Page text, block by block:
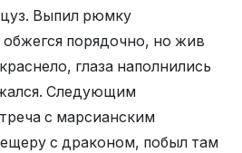
Выпил рюмку
порядочно, но жив
глаза наполнились
Следующим
с марсианским
с драконом, побыл там